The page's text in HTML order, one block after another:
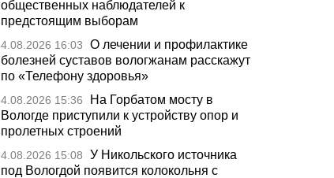
общественных наблюдателей к
предстоящим выборам
4.08.2026 16:03
О лечении и профилактике
болезней суставов вологжанам расскажут
по «Телефону здоровья»
4.08.2026 15:36
На Горбатом мосту в
Вологде приступили к устройству опор и
пролетных строений
4.08.2026 15:08
У Никольского источника
под Вологдой появится колокольня с